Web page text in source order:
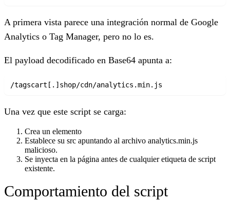
A primera vista parece una integración normal de Google
Analytics o Tag Manager, pero no lo es.
El payload decodificado en Base64 apunta a:
Una vez que este script se carga:
Crea un elemento
Establece su src apuntando al archivo analytics.min.js
malicioso.
Se inyecta en la página antes de cualquier etiqueta de script
existente.
Comportamiento del script